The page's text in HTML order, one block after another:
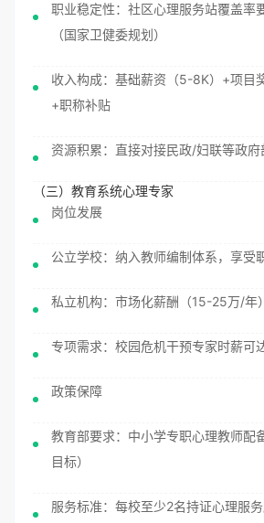
职业稳定性：社区心理服务站覆盖率
（国家卫健委规划）
收入构成：基础薪资（5-8K）+项目
+职称补贴
资源积累：直接对接民政/妇联等政府
（三）教育系统心理专家
岗位发展
公立学校：纳入教师编制体系，享受
私立机构：市场化薪酬（15-25万/年
专项需求：校园危机干预专家时薪
政策保障
教育部要求：中小学专职心理教师配
目标）
服务标准：每校至少2名持证心理服